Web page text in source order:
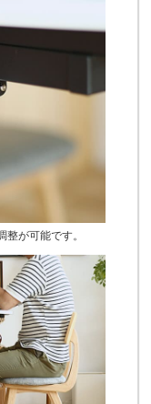
が可能です。